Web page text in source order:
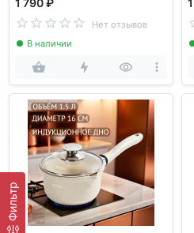
Фильтр
Нет отзывов
В наличии